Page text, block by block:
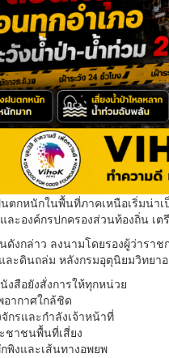
กหนักในพื้นที่ภาคเหนือเริ่มน่าเ
ละองค์กรปกครองส่วนท้องถิ่น เ
ดังกล่าว ลงนามโดยรองผู้ว่ารา
ะดินถล่ม หลังกรมอุตุนิยมวิทยา
งสือยังสั่งการให้ทุกหน่วย
ากาศใกล้ชิด
จักรและกำลังเจ้าหน้าที่
ชาชนพื้นที่เสี่ยง
พิงและเส้นทางอพยพ